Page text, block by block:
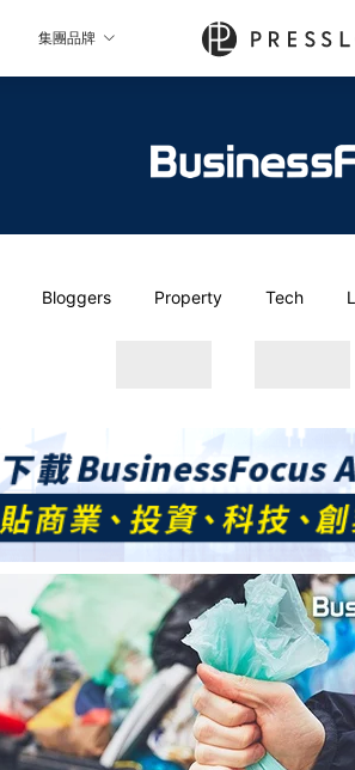
集團品牌
Bloggers Property Tech